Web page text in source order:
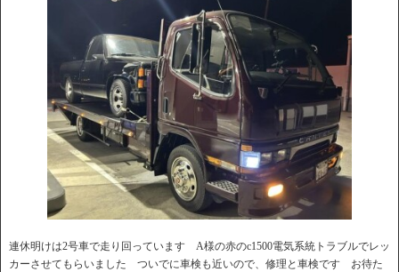
連休明けは2号車で走り回っています A様の赤のc1500電気系統トラブルでレッ
カーさせてもらいました ついでに車検も近いので、修理と車検です お待た